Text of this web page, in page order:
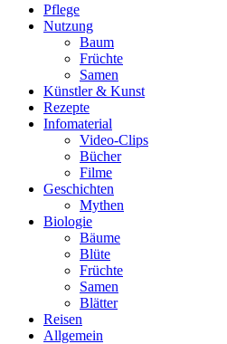
Pflege
Nutzung
Baum
Früchte
Samen
Künstler & Kunst
Rezepte
Infomaterial
Video-Clips
Bücher
Filme
Geschichten
Mythen
Biologie
Bäume
Blüte
Früchte
Samen
Blätter
Reisen
Allgemein